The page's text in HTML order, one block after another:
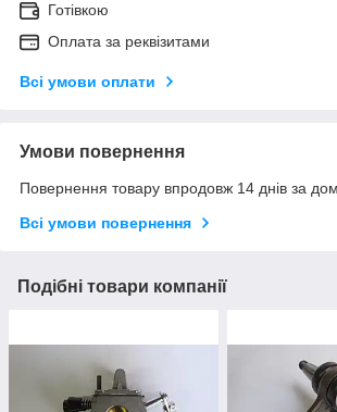
Готівкою
Оплата за реквізитами
Всі умови оплати
Умови повернення
Повернення товару впродовж 14 днів за
Всі умови повернення
Подібні товари компанії